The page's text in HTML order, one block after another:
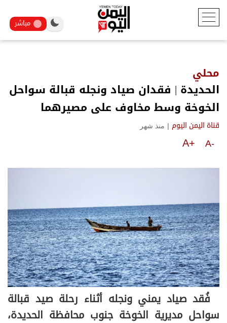
مباشر
محلي
الحديدة | فقدان صياد ونجله قبالة سواحل
الخوخة وسط مخاوف على مصيرهما
قناة اليمن اليوم | منذ شهر
A-
A+
فُقد صياد يمني ونجله أثناء رحلة صيد قبالة
سواحل مديرية الخوخة جنوب محافظة الحديدة،